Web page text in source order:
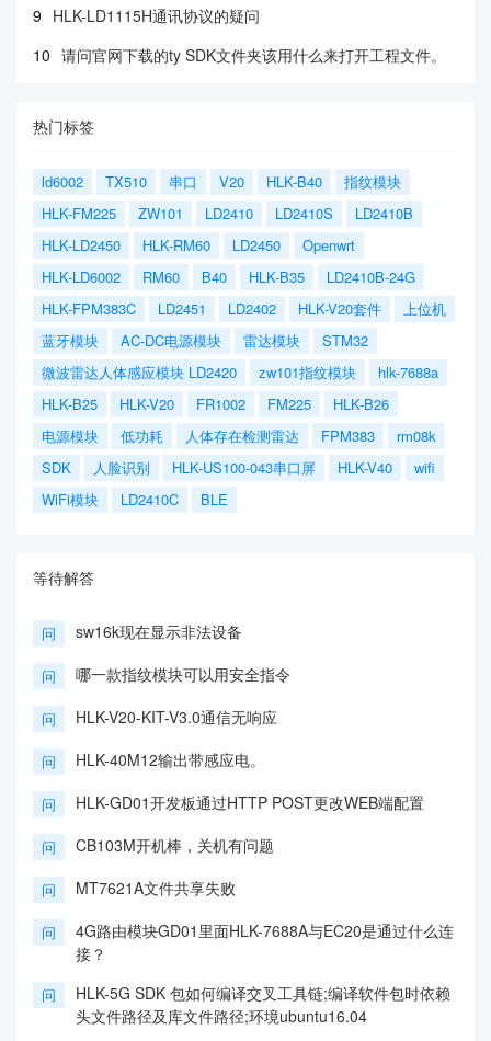
9 HLK-LD1115H通讯协议的疑问
10 请问官网下载的ty SDK文件夹该用什么来打开工程文件。
热门标签
ld6002 TX510 串口 V20 HLK-B40
指纹模块
HLK-FM225
ZW101 LD2410 LD2410S
LD2410B
HLK-LD2450
HLK-RM60 LD2450
Openwrt
HLK-LD6002
RM60 B40 HLK-B35
LD2410B-24G
HLK-FPM383C
LD2451 LD2402 HLK-V20套件
上位机
蓝牙模块
AC-DC电源模块 雷达模块
STM32
微波雷达人体感应模块 LD2420
zw101指纹模块
hlk-7688a
HLK-B25
HLK-V20 FR1002 FM225
HLK-B26
电源模块
低功耗 人体存在检测雷达 FPM383
rm08k
SDK
人脸识别 HLK-US100-043串口屏 HLK-V40
wifi
WiFi模块
LD2410C BLE
等待解答
问 sw16k现在显示非法设备
问 哪一款指纹模块可以用安全指令
问 HLK-V20-KIT-V3.0通信无响应
问 HLK-40M12输出带感应电。
问 HLK-GD01开发板通过HTTP POST更改WEB端配置
问 CB103M开机棒，关机有问题
问 MT7621A文件共享失败
问
4G路由模块GD01里面HLK-7688A与EC20是通过什么连
接？
问
HLK-5G SDK 包如何编译交叉工具链;编译软件包时依赖
头文件路径及库文件路径;环境ubuntu16.04